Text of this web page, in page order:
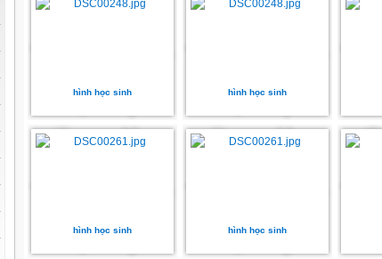
hình học sinh hình học sinh
hình học sinh hình học sinh